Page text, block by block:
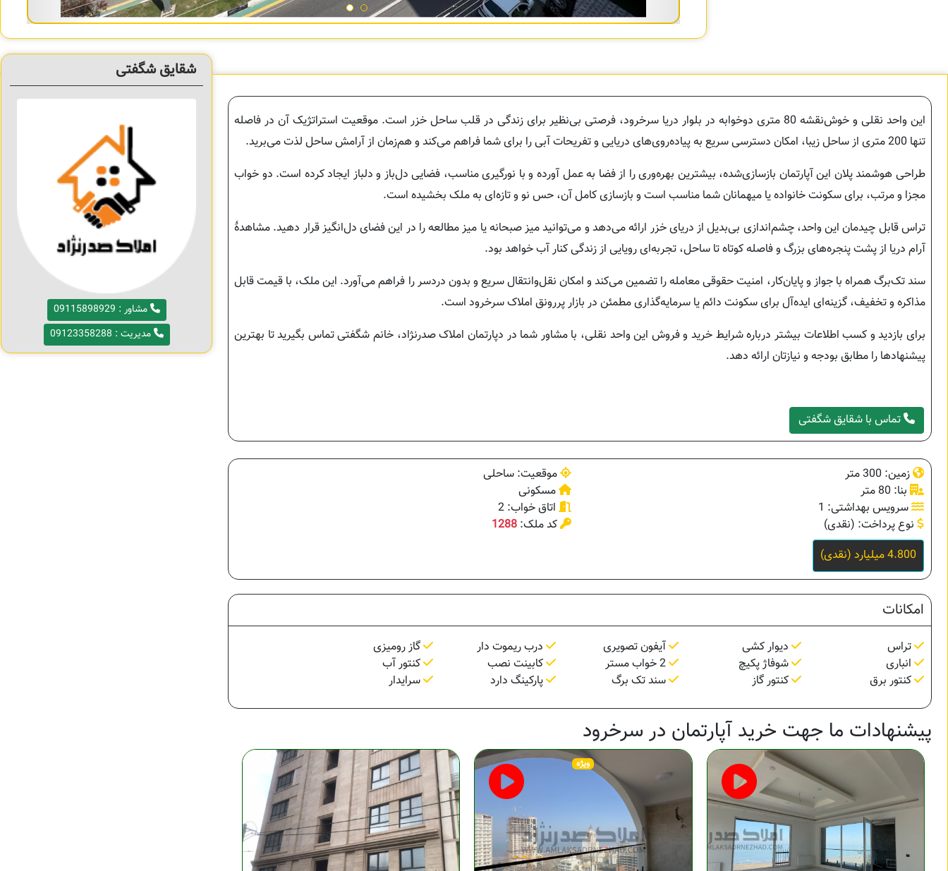
شقایق شگفتی
مشاور : 09115898929
مدیریت : 09123358288
این واحد نقلی و خوش‌نقشه 80 متری دوخوابه در بلوار دریا سرخرود، فرصتی بی‌نظیر برای زندگی در قلب ساحل خزر است. موقعیت استراتژیک آن در فاصله
تنها 200 متری از ساحل زیبا، امکان دسترسی سریع به پیاده‌روی‌های دریایی و تفریحات آبی را برای شما فراهم می‌کند و هم‌زمان از آرامش ساحل لذت می‌برید.
طراحی هوشمند پلان این آپارتمان بازسازی‌شده، بیشترین بهره‌وری را از فضا به عمل آورده و با نورگیری مناسب، فضایی دل‌باز و دلباز ایجاد کرده است. دو خواب
مجزا و مرتب، برای سکونت خانواده یا میهمانان شما مناسب است و بازسازی کامل آن، حس نو و تازه‌ای به ملک بخشیده است.
تراس قابل چیدمان این واحد، چشم‌اندازی بی‌بدیل از دریای خزر ارائه می‌دهد و می‌توانید میز صبحانه یا میز مطالعه را در این فضای دل‌انگیز قرار دهید. مشاهدۀ
آرام دریا از پشت پنجره‌های بزرگ و فاصله کوتاه تا ساحل، تجربه‌ای رویایی از زندگی کنار آب خواهد بود.
سند تک‌برگ همراه با جواز و پایان‌کار، امنیت حقوقی معامله را تضمین می‌کند و امکان نقل‌وانتقال سریع و بدون دردسر را فراهم می‌آورد. این ملک، با قیمت قابل
مذاکره و تخفیف، گزینه‌ای ایده‌آل برای سکونت دائم یا سرمایه‌گذاری مطمئن در بازار پررونق املاک سرخرود است.
برای بازدید و کسب اطلاعات بیشتر درباره شرایط خرید و فروش این واحد نقلی، با مشاور شما در دپارتمان املاک صدرنژاد، خانم شگفتی تماس بگیرید تا بهترین
پیشنهادها را مطابق بودجه و نیازتان ارائه دهد.
تماس با شقایق شگفتی
زمین: 300 متر
موقعیت: ساحلی
بنا: 80 متر
مسکونی
سرویس بهداشتی: 1
اتاق خواب: 2
نوع پرداخت: (نقدی)
کد ملک: 1288
4.800 میلیارد (نقدی)
امکانات
تراس دیوار کشی آیفون تصویری درب ریموت دار
گاز رومیزی
انباری
شوفاژ پکیچ کابینت نصب
کنتور آب
کنتور برق
کنتور گاز سند تک برگ پارکینگ دارد سرایدار
پیشنهادات ما جهت خرید آپارتمان در سرخرود
ویژه